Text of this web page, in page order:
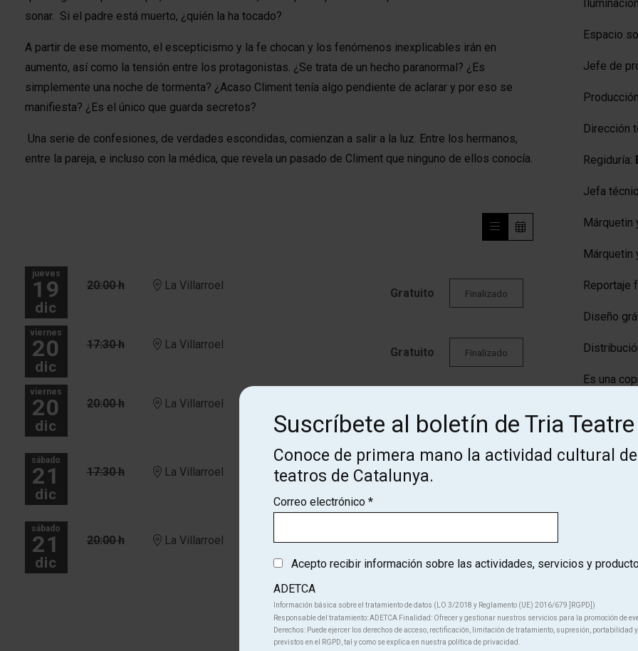
Espacio
Jefe de
Dirección
Regiduría:
Jefa
Márquetin
Márquetin
Reportaje
Diseño
Es una
Compartir
sonar. Si el padre está muerto, ¿quién la ha tocado?
A partir de ese momento, el escepticismo y la fe chocan y los fenómenos inexplicables irán en
aumento, así como la tensión entre los protagonistas. ¿Se trata de un hecho paranormal? ¿Es
simplemente una noche de tormenta? ¿Acaso Climent tenía algo pendiente de aclarar y por eso se
manifiesta? ¿Es el único que guarda secretos?
Una serie de confesiones, de verdades escondidas, comienzan a salir a la luz. Entre los hermanos,
entre la pareja, e incluso con la médica, que revela un pasado de Climent que ninguno de ellos conocía.
jueves
19
dic
20:00 h La Villarroel
Gratuito Finalizado
viernes
20
dic
17:30 h La Villarroel
Gratuito Finalizado
viernes
20
dic
20:00 h La Villarroel
29 €
sábado
21
dic
17:30 h La Villarroel
29 €
sábado
21
dic
20:00 h La Villarroel
29 €
Más fechas
Suscríbete al boletín de Tria Teatre
Conoce de primera mano la actividad cultural
teatros de Catalunya.
Correo electrónico *
Acepto recibir información sobre las actividades, servicios y
ADETCA
Información básica sobre el tratamiento de datos (LO 3/2018 y Reglamento (UE) 2016/679 ]RGPD])
Responsable del tratamiento: ADETCA Finalidad: Ofrecer y gestionar nuestros servicios para la promoción de
Derechos: Puede ejercer los derechos de acceso, rectificación, limitación de tratamiento, supresión, portabilidad y
previstos en el RGPD, tal y como se explica en nuestra política de privacidad.